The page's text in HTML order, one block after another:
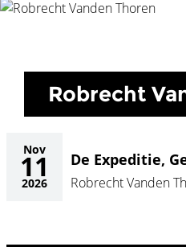
Robrecht
Nov
11
2026
De Expeditie,
Robrecht Vanden